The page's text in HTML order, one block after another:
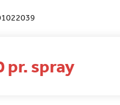
pr. spray